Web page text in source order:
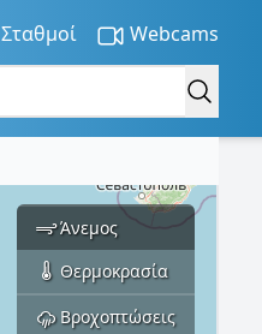
Σταθμοί Webcams
Άνεμος
Θερμοκρασία
Βροχοπτώσεις